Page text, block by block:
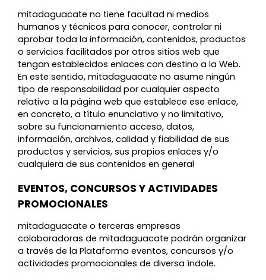
mitadaguacate no tiene facultad ni medios
humanos y técnicos para conocer, controlar ni
aprobar toda la información, contenidos, productos
o servicios facilitados por otros sitios web que
tengan establecidos enlaces con destino a la Web.
En este sentido, mitadaguacate no asume ningún
tipo de responsabilidad por cualquier aspecto
relativo a la página web que establece ese enlace,
en concreto, a título enunciativo y no limitativo,
sobre su funcionamiento acceso, datos,
información, archivos, calidad y fiabilidad de sus
productos y servicios, sus propios enlaces y/o
cualquiera de sus contenidos en general
EVENTOS, CONCURSOS Y ACTIVIDADES
PROMOCIONALES
mitadaguacate o terceras empresas
colaboradoras de mitadaguacate podrán organizar
a través de la Plataforma eventos, concursos y/o
actividades promocionales de diversa índole.